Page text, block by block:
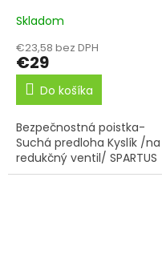
Skladom
€23,58 bez DPH
€29
Do košíka
Bezpečnostná poistka-
Suchá predloha Kyslík /na
redukčný ventil/ SPARTUS